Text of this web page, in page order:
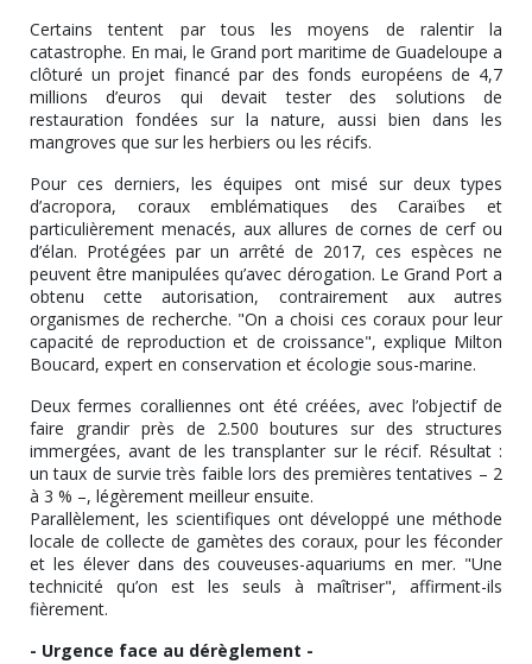
Certains tentent par tous les moyens de ralentir la
catastrophe. En mai, le Grand port maritime de Guadeloupe a
clôturé un projet financé par des fonds européens de 4,7
millions d’euros qui devait tester des solutions de
restauration fondées sur la nature, aussi bien dans les
mangroves que sur les herbiers ou les récifs.
Pour ces derniers, les équipes ont misé sur deux types
d’acropora, coraux emblématiques des Caraïbes et
particulièrement menacés, aux allures de cornes de cerf ou
d’élan. Protégées par un arrêté de 2017, ces espèces ne
peuvent être manipulées qu’avec dérogation. Le Grand Port a
obtenu cette autorisation, contrairement aux autres
organismes de recherche. "On a choisi ces coraux pour leur
capacité de reproduction et de croissance", explique Milton
Boucard, expert en conservation et écologie sous-marine.
Deux fermes coralliennes ont été créées, avec l’objectif de
faire grandir près de 2.500 boutures sur des structures
immergées, avant de les transplanter sur le récif. Résultat :
un taux de survie très faible lors des premières tentatives – 2
à 3 % –, légèrement meilleur ensuite.
Parallèlement, les scientifiques ont développé une méthode
locale de collecte de gamètes des coraux, pour les féconder
et les élever dans des couveuses-aquariums en mer. "Une
technicité qu’on est les seuls à maîtriser", affirment-ils
fièrement.
- Urgence face au dérèglement -